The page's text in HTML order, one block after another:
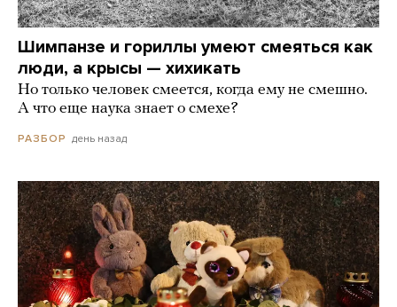
Шимпанзе и гориллы умеют смеяться как
люди, а крысы — хихикать
Но только человек смеется, когда ему не смешно.
А что еще наука знает о смехе?
РАЗБОР день назад